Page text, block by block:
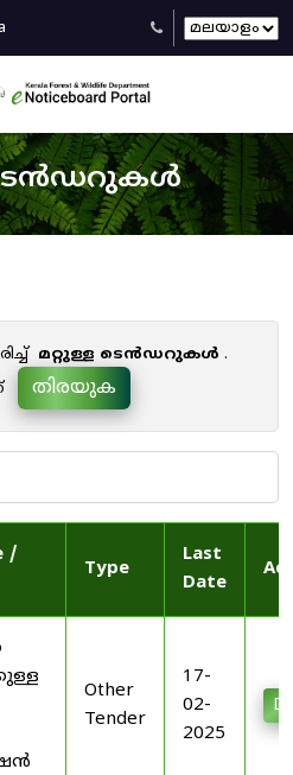
മറ്റുള്ള ടെൻഡറുകൾ .
തിരയുക
/
Type
Last
Date
Other
Tender
17-
02-
2025